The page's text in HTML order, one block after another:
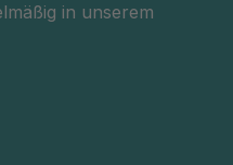
in unserem